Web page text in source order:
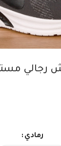
رجالي
رمادي